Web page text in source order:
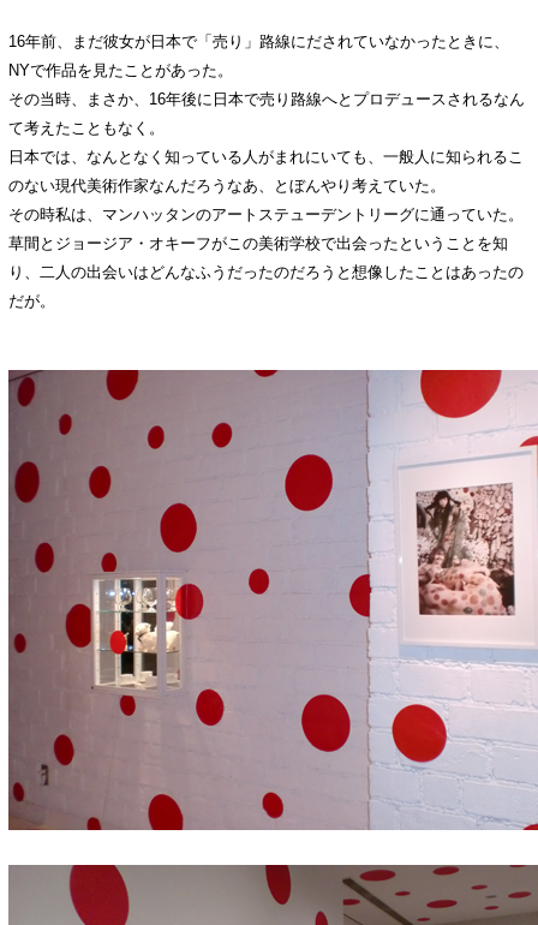
16年前、まだ彼女が日本で「売り」路線にだされていなかったときに、
NYで作品を見たことがあった。
その当時、まさか、16年後に日本で売り路線へとプロデュースされるなん
て考えたこともなく。
日本では、なんとなく知っている人がまれにいても、一般人に知られるこ
のない現代美術作家なんだろうなあ、とぼんやり考えていた。
その時私は、マンハッタンのアートステューデントリーグに通っていた。
草間とジョージア・オキーフがこの美術学校で出会ったということを知
り、二人の出会いはどんなふうだったのだろうと想像したことはあったの
だが。